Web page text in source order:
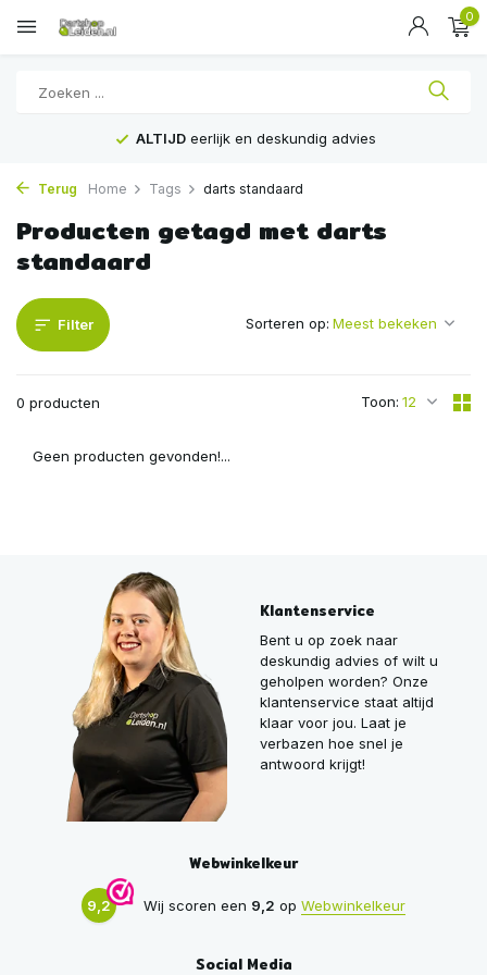
0
ALTIJD eerlijk en deskundig advies
Terug Home Tags darts standaard
Producten getagd met darts
standaard
Filter
0 producten Toon:
Sorteren op:
Geen producten gevonden!...
Klantenservice
Bent u op zoek naar
deskundig advies of wilt u
geholpen worden? Onze
klantenservice staat altijd
klaar voor jou. Laat je
verbazen hoe snel je
antwoord krijgt!
Webwinkelkeur
9,2 Wij scoren een 9,2 op Webwinkelkeur
Social Media